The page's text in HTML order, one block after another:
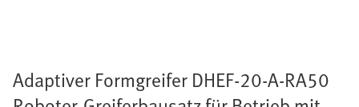
Adaptiver Formgreifer DHEF-20-A-RA50